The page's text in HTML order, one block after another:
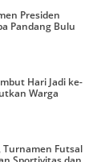
Presiden
Pandang Bulu
Hari Jadi ke-
Warga
Turnamen Futsal